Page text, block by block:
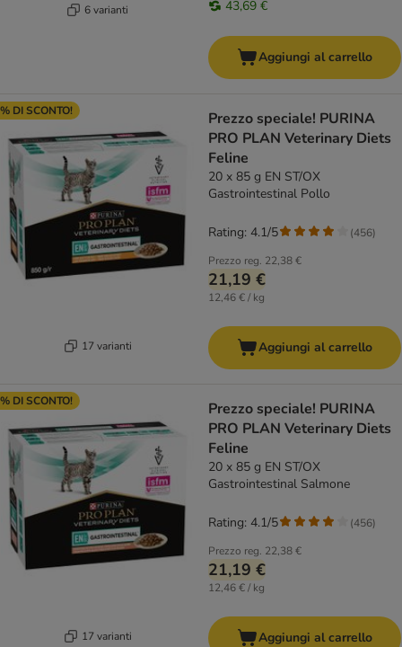
6 varianti 43,69 €
Aggiungi al carrello
DI SCONTO!
17 varianti
Prezzo speciale! PURINA
PRO PLAN Veterinary Diets
Feline
20 x 85 g EN ST/OX
Gastrointestinal Pollo
Prezzo reg. 22,38 €
21,19 €
12,46 € / kg
Rating: 4.1/5 (456)
Aggiungi al carrello
DI SCONTO!
17 varianti
Prezzo speciale! PURINA
PRO PLAN Veterinary Diets
Feline
20 x 85 g EN ST/OX
Gastrointestinal Salmone
Prezzo reg. 22,38 €
21,19 €
12,46 € / kg
Rating: 4.1/5 (456)
Aggiungi al carrello